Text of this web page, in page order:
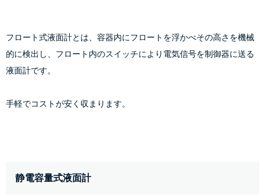
フロート式液面計とは、容器内にフロートを浮かべその高さを機械
的に検出し、フロート内のスイッチにより電気信号を制御器に送る
液面計です。
手軽でコストが安く収まります。
静電容量式液面計